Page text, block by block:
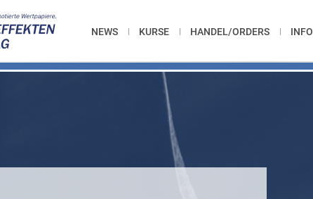
NEWS KURSE HANDEL/ORDERS INFO